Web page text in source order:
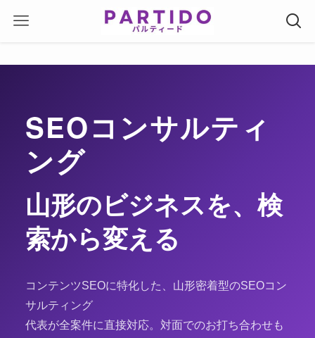
SEOコンサルティ
ング
山形のビジネスを、検
索から変える
コンテンツSEOに特化した、山形密着型のSEOコン
サルティング
代表が全案件に直接対応。対面でのお打ち合わせも